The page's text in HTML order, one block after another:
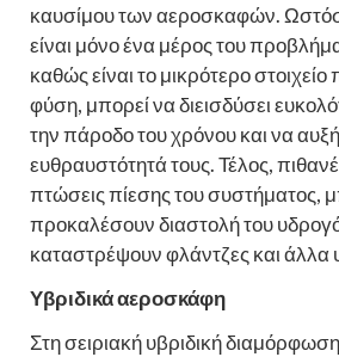
καυσίμου των αεροσκαφών.
είναι μόνο ένα μέρος του
καθώς είναι το μικρότερο
φύση, μπορεί να διεισδύσει
την πάροδο του χρόνου και να
ευθραυστότητά τους. Τέλος,
πτώσεις πίεσης του συστήματος,
προκαλέσουν διαστολή του
καταστρέψουν φλάντζες και άλλα
Υβριδικά αεροσκάφη
Στη σειριακή υβριδική